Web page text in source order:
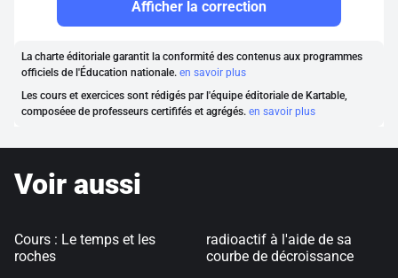
Afficher la correction
La charte éditoriale garantit la conformité des contenus aux programmes
officiels de l'Éducation nationale. en savoir plus
Les cours et exercices sont rédigés par l'équipe éditoriale de Kartable,
composéee de professeurs certififés et agrégés. en savoir plus
Voir aussi
Cours : Le temps et les
roches
radioactif à l'aide de sa
courbe de décroissance